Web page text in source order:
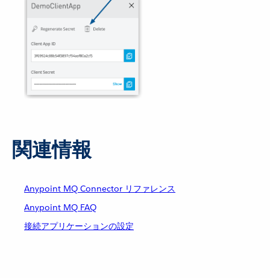
関連情報
Anypoint MQ Connector リファレンス
Anypoint MQ FAQ
接続アプリケーションの設定